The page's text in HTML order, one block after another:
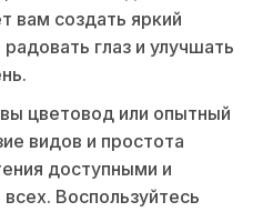
вам создать яркий
глаз и улучшать
цветовод или опытный
видов и простота
доступными и
Воспользуйтесь